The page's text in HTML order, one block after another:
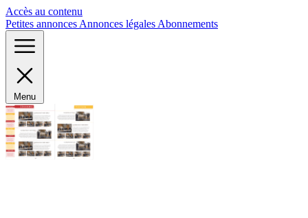
Accès au contenu
Petites annonces Annonces légales Abonnements
Menu
Panneau de gestion des cookies